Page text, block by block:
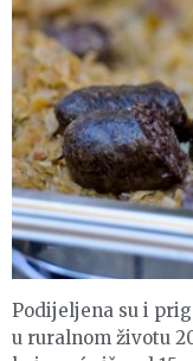
Podijeljena su i
u ruralnom životu